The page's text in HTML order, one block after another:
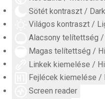
Sötét kontraszt /
Világos kontraszt /
Alacsony telítettség /
Magas telítettség /
Linkek kiemelése /
Fejlécek kiemelése /
Screen reader